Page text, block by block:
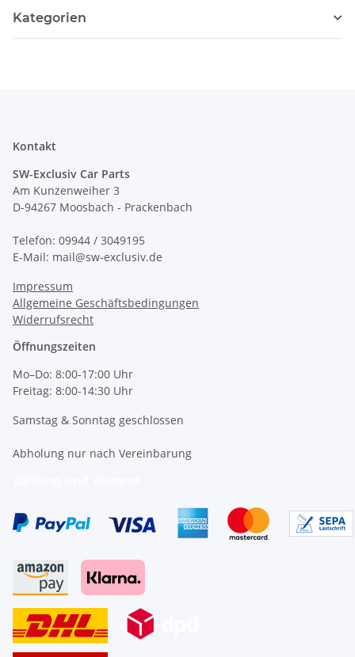
Kategorien
Kontakt
SW-Exclusiv Car Parts
Am Kunzenweiher 3
D-94267 Moosbach - Prackenbach
Telefon: 09944 / 3049195
E-Mail: mail@sw-exclusiv.de
Impressum
Allgemeine Geschäftsbedingungen
Widerrufsrecht
Öffnungszeiten
Mo–Do: 8:00-17:00 Uhr
Freitag: 8:00-14:30 Uhr
Samstag & Sonntag geschlossen
Abholung nur nach Vereinbarung